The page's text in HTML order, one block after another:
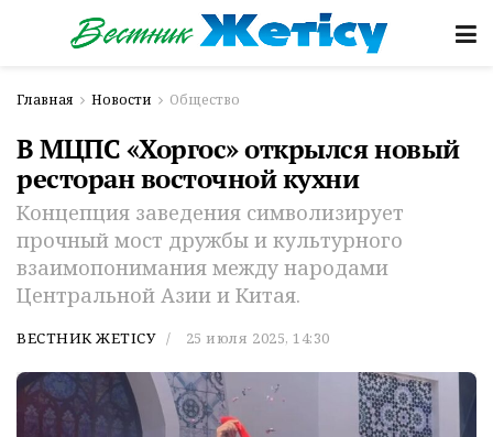
Главная Новости Общество
В МЦПС «Хоргос» открылся новый
ресторан восточной кухни
Концепция заведения символизирует
прочный мост дружбы и культурного
взаимопонимания между народами
Центральной Азии и Китая.
ВЕСТНИК ЖЕТІСУ 25 июля 2025, 14:30